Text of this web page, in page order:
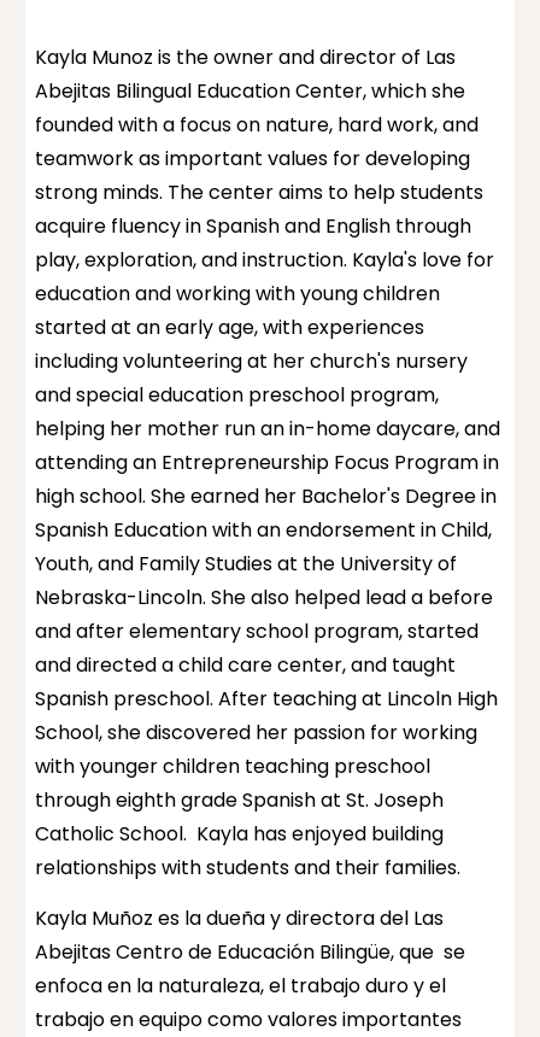
Kayla Munoz is the owner and director of Las
Abejitas Bilingual Education Center, which she
founded with a focus on nature, hard work, and
teamwork as important values for developing
strong minds. The center aims to help students
acquire fluency in Spanish and English through
play, exploration, and instruction. Kayla's love for
education and working with young children
started at an early age, with experiences
including volunteering at her church's nursery
and special education preschool program,
helping her mother run an in-home daycare, and
attending an Entrepreneurship Focus Program in
high school. She earned her Bachelor's Degree in
Spanish Education with an endorsement in Child,
Youth, and Family Studies at the University of
Nebraska-Lincoln. She also helped lead a before
and after elementary school program, started
and directed a child care center, and taught
Spanish preschool. After teaching at Lincoln High
School, she discovered her passion for working
with younger children teaching preschool
through eighth grade Spanish at St. Joseph
Catholic School. Kayla has enjoyed building
relationships with students and their families.
Kayla Muñoz es la dueña y directora del Las
Abejitas Centro de Educación Bilingüe, que se
enfoca en la naturaleza, el trabajo duro y el
trabajo en equipo como valores importantes